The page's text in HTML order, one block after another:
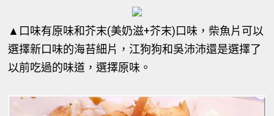
▲ 口味有原味和芥末(美奶滋+芥末)口味，柴魚片可以
選擇新口味的海苔細片，江狗狗和吳沛沛還是選擇了
以前吃過的味道，選擇原味。